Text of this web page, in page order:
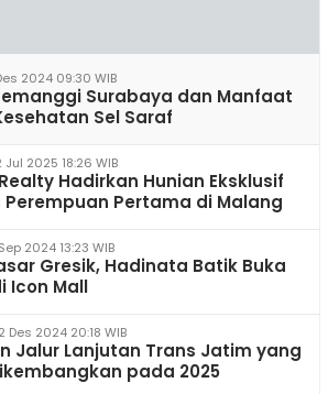
2024 09:30 WIB
Surabaya dan Manfaat
Sel Saraf
2025 18:26 WIB
Hadirkan Hunian Eksklusif
Perempuan Pertama di Malang
2024 13:23 WIB
Gresik, Hadinata Batik Buka
Icon Mall
Des 2024 20:18 WIB
Jalur Lanjutan Trans Jatim yang
pada 2025